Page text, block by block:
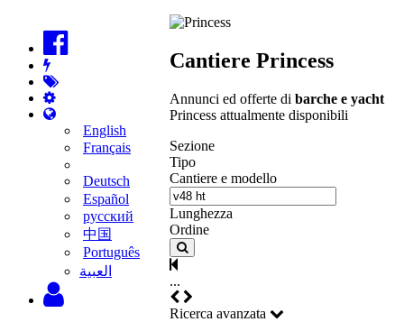
English
Français
Deutsch
Español
русский
中国
Português
‫العبية
Cantiere Princess
Annunci ed offerte di barche e yacht
Princess attualmente disponibili
Sezione
Tipo
Cantiere e modello
Lunghezza
Ordine
...
Ricerca avanzata